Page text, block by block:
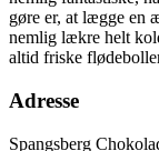
gøre er, at lægge en
nemlig lækre helt
altid friske
Adresse
Spangsberg